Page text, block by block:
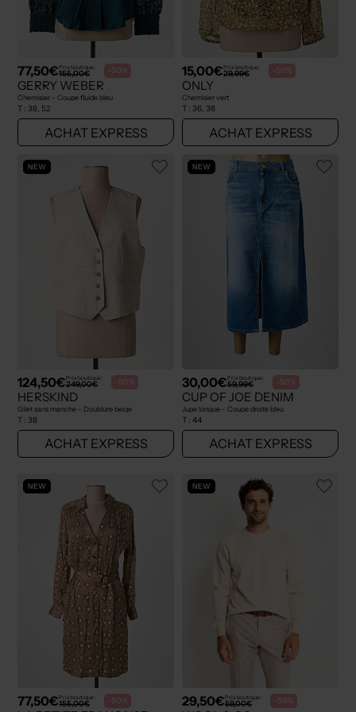
77,50€Prix boutique :
155,00€ -50%
GERRY WEBER
Chemisier - Coupe fluide bleu
T : 38, 52
ACHAT EXPRESS
15,00€Prix boutique :
29,99€ -50%
ONLY
Chemisier vert
T : 36, 38
ACHAT EXPRESS
NEW
124,50€Prix boutique :
249,00€ -50%
HERSKIND
Gilet sans manche - Doublure beige
T : 38
ACHAT EXPRESS
NEW
30,00€Prix boutique :
59,99€ -50%
CUP OF JOE DENIM
Jupe longue - Coupe droite bleu
T : 44
ACHAT EXPRESS
NEW
77,50€Prix boutique :
155,00€ -50%
NEW
29,50€Prix boutique :
59,00€ -50%